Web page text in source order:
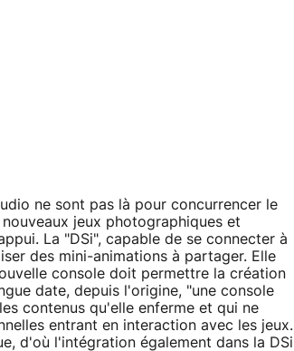
ne sont pas là pour concurrencer le
jeux photographiques et
La "DSi", capable de se connecter à
des mini-animations à partager. Elle
console doit permettre la création
date, depuis l'origine, "une console
contenus qu'elle enferme et qui ne
entrant en interaction avec les jeux.
d'où l'intégration également dans la DSi